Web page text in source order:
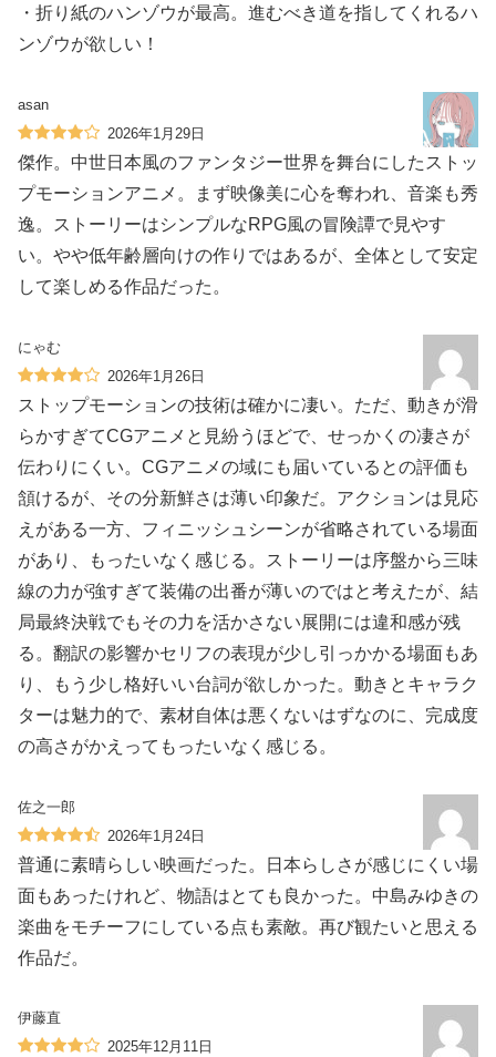
・折り紙のハンゾウが最高。進むべき道を指してくれるハ
ンゾウが欲しい！
asan
2026年1月29日
傑作。中世日本風のファンタジー世界を舞台にしたストッ
プモーションアニメ。まず映像美に心を奪われ、音楽も秀
逸。ストーリーはシンプルなRPG風の冒険譚で見やす
い。やや低年齢層向けの作りではあるが、全体として安定
して楽しめる作品だった。
にゃむ
2026年1月26日
ストップモーションの技術は確かに凄い。ただ、動きが滑
らかすぎてCGアニメと見紛うほどで、せっかくの凄さが
伝わりにくい。CGアニメの域にも届いているとの評価も
頷けるが、その分新鮮さは薄い印象だ。アクションは見応
えがある一方、フィニッシュシーンが省略されている場面
があり、もったいなく感じる。ストーリーは序盤から三味
線の力が強すぎて装備の出番が薄いのではと考えたが、結
局最終決戦でもその力を活かさない展開には違和感が残
る。翻訳の影響かセリフの表現が少し引っかかる場面もあ
り、もう少し格好いい台詞が欲しかった。動きとキャラク
ターは魅力的で、素材自体は悪くないはずなのに、完成度
の高さがかえってもったいなく感じる。
佐之一郎
2026年1月24日
普通に素晴らしい映画だった。日本らしさが感じにくい場
面もあったけれど、物語はとても良かった。中島みゆきの
楽曲をモチーフにしている点も素敵。再び観たいと思える
作品だ。
伊藤直
2025年12月11日